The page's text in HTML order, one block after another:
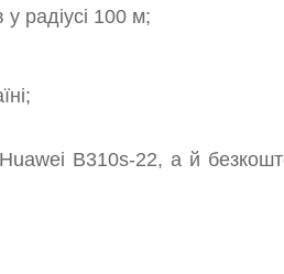
радіусі 100 м;
B310s-22, а й